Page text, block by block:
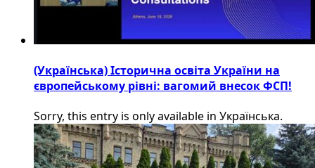
(Українська) Історична освіта України на
європейському рівні: вагомий внесок ФСП!
Sorry, this entry is only available in Українська.